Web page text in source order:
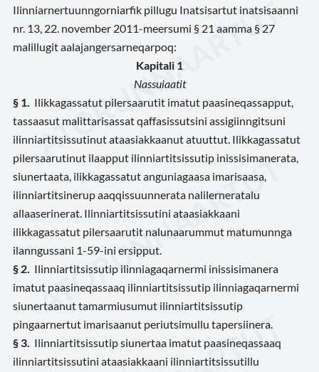
Ilinniarnertuunngorniarfik pillugu Inatsisartut inatsisaanni
nr. 13, 22. november 2011-meersumi § 21 aamma § 27
malillugit aalajangersarneqarpoq:
Kapitali 1
Nassuiaatit
§ 1. Ilikkagassatut pilersaarutit imatut paasineqassapput,
tassaasut malittarisassat qaffasissutsini assigiinngitsuni
ilinniartitsissutinut ataasiakkaanut atuuttut. Ilikkagassatut
pilersaarutinut ilaapput ilinniartitsissutip inissisimanerata,
siunertaata, ilikkagassatut anguniagaasa imarisaasa,
ilinniartitsinerup aaqqissuunnerata nalilerneratalu
allaaserinerat. Ilinniartitsissutini ataasiakkaani
ilikkagassatut pilersaarutit nalunaarummut matumunnga
ilanngussani 1-59-ini ersipput.
§ 2. Ilinniartitsissutip ilinniagaqarnermi inissisimanera
imatut paasineqassaaq ilinniartitsissutip ilinniagaqarnermi
siunertaanut tamarmiusumut ilinniartitsissutip
pingaarnertut imarisaanut periutsimullu tapersiinera.
§ 3. Ilinniartitsissutip siunertaa imatut paasineqassaaq
ilinniartitsissutini ataasiakkaani ilinniartitsissutillu